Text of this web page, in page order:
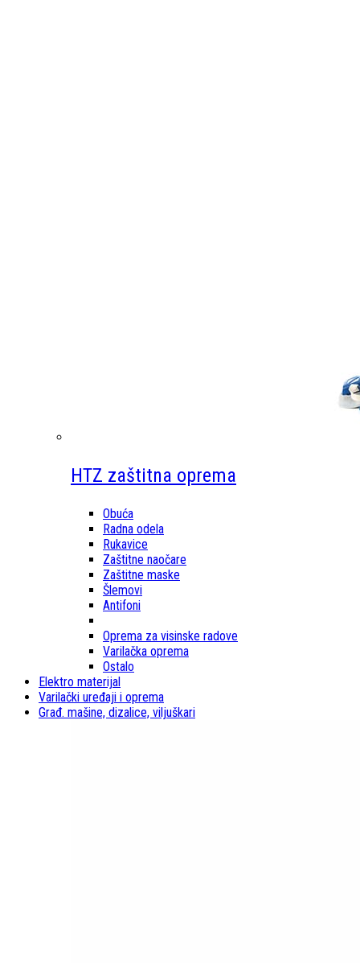
HTZ zaštitna oprema
Obuća
Radna odela
Rukavice
Zaštitne naočare
Zaštitne maske
Šlemovi
Antifoni
Oprema za visinske radove
Varilačka oprema
Ostalo
Elektro materijal
Varilački uređaji i oprema
Građ. mašine, dizalice, viljuškari